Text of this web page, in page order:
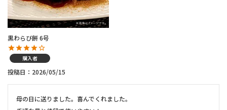
黒わらび餅 6号
購入者
投稿日 2026/05/15
母の日に送りました。喜んでくれました。